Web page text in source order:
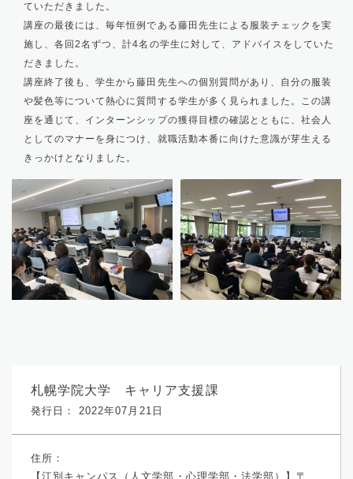
ていただきました。
講座の最後には、毎年恒例である藤田先生による服装チェックを実
施し、各回2名ずつ、計4名の学生に対して、アドバイスをしていた
だきました。
講座終了後も、学生から藤田先生への個別質問があり、自分の服装
や髪色等について熱心に質問する学生が多く見られました。この講
座を通じて、インターンシップの獲得目標の確認とともに、社会人
としてのマナーを身につけ、就職活動本番に向けた意識が芽生える
きっかけとなりました。
発行日： 2022年07月21日
札幌学院大学 キャリア支援課
住所：
【江別キャンパス（人文学部・心理学部・法学部）】〒